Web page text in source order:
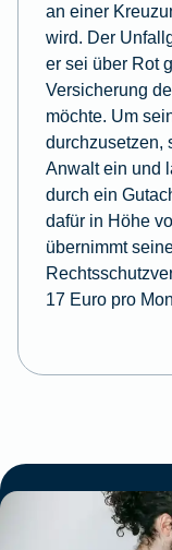
an einer
wird. Der
er sei über Rot
Versicherung
möchte. Um
durchzusetzen,
Anwalt ein und
durch ein
dafür in Höhe
übernimmt
17 Euro pro